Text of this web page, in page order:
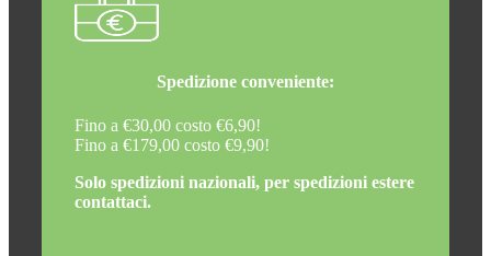
Spedizione conveniente:
Fino a €30,00 costo €6,90!
Fino a €179,00 costo €9,90!
Solo spedizioni nazionali, per spedizioni estere
contattaci.